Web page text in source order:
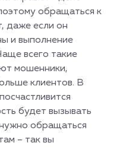
обращаться к
даже если он
и выполнение
всего такие
мошенники,
клиентов. В
будет вызывать
обращаться
– так вы